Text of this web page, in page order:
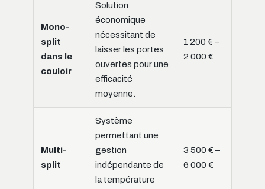
Mono-
split
dans le
couloir
Solution
économique
nécessitant de
laisser les portes
ouvertes pour une
efficacité
moyenne.
1 200 € –
2 000 €
Multi-
split
Système
permettant une
gestion
indépendante de
la température
3 500 € –
6 000 €